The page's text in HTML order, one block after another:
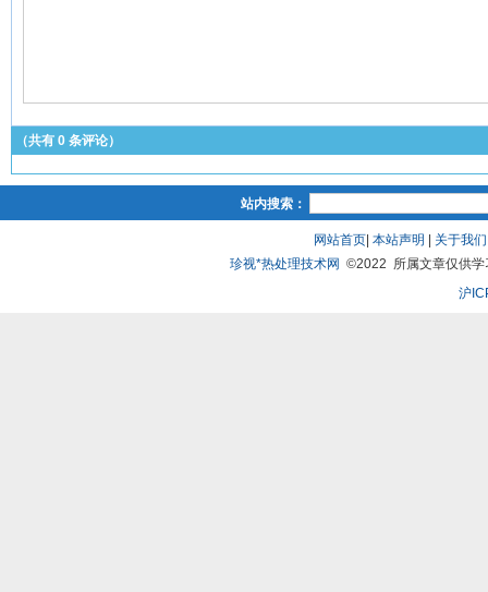
（共有 0 条评论）
站内搜索：
网站首页| 本站声明 关于我们
珍视*热处理技术网 ©2022 所属文章仅供学
沪